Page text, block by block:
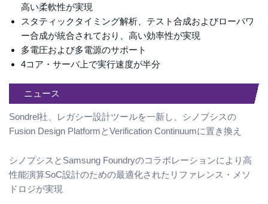
高い柔軟性が実現
スタティックタイミング解析、テスト合成およびローパワ
ー合成が統合されており、高い効率性が実現
多電圧および多電源のサポート
4コア・サーバ上で実行速度が半分
ニュース
Sondrel社、レガシー設計ツールを一新し、シノプシスの
Fusion Design PlatformとVerification Continuumに置き換え
シノプシスとSamsung Foundryのコラボレーションにより高
性能演算SoC設計のための最適化されたリファレンス・メソ
ドロジが実現